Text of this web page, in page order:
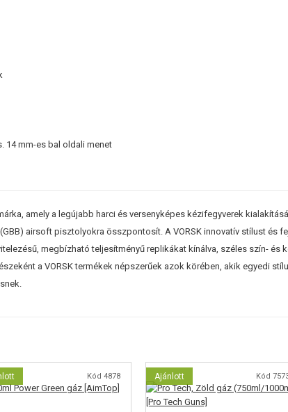
14 mm-es bal oldali menet
amely a legújabb harci és versenyképes kézifegyverek
airsoft pisztolyokra összpontosít. A VORSK innovatív stílust és
megbízható teljesítményű replikákat kínálva, széles szín- és
a VORSK termékek népszerűek azok körében, akik egyedi
Kód 4878 Ajánlott Kód